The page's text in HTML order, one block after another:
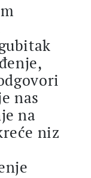
nas
na
niz